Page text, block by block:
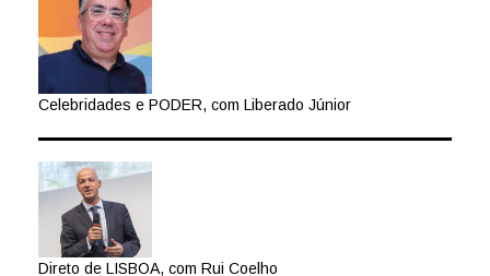
Celebridades e PODER, com Liberado Júnior
Direto de LISBOA, com Rui Coelho